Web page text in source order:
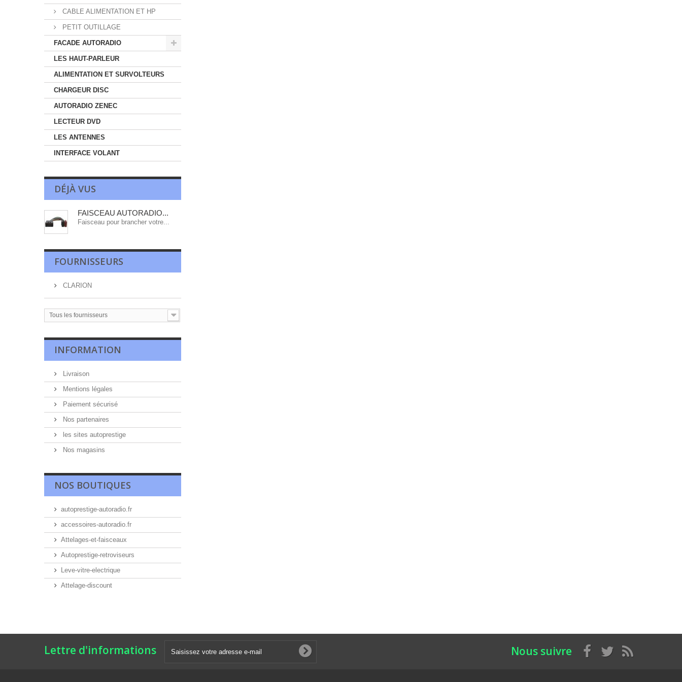
CABLE ALIMENTATION ET HP
PETIT OUTILLAGE
FACADE AUTORADIO
LES HAUT-PARLEUR
ALIMENTATION ET SURVOLTEURS
CHARGEUR DISC
AUTORADIO ZENEC
LECTEUR DVD
LES ANTENNES
INTERFACE VOLANT
DÉJÀ VUS
FAISCEAU AUTORADIO...
Faisceau pour brancher votre...
FOURNISSEURS
CLARION
Tous les fournisseurs
INFORMATION
Livraison
Mentions légales
Paiement sécurisé
Nos partenaires
les sites autoprestige
Nos magasins
NOS BOUTIQUES
autoprestige-autoradio.fr
accessoires-autoradio.fr
Attelages-et-faisceaux
Autoprestige-retroviseurs
Leve-vitre-electrique
Attelage-discount
Lettre d'informations Nous suivre